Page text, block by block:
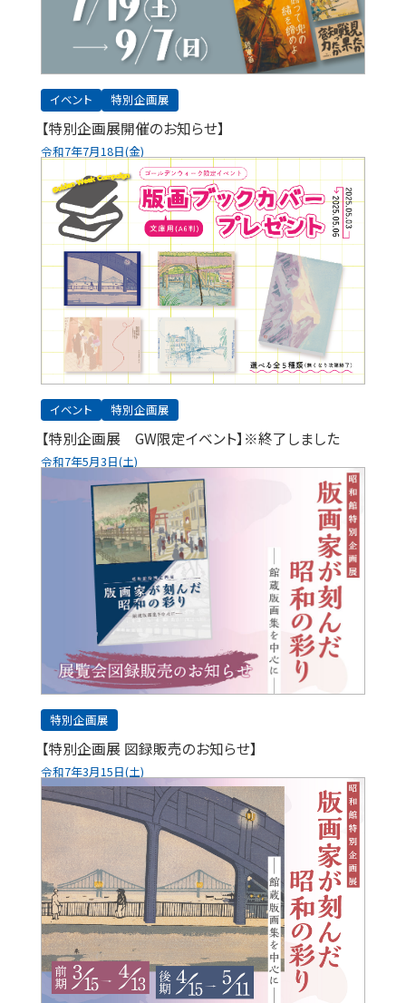
イベント 特別企画展
【特別企画展開催のお知らせ】
令和7年7月18日(金)
イベント 特別企画展
【特別企画展 GW限定イベント】※終了しました
令和7年5月3日(土)
特別企画展
【特別企画展 図録販売のお知らせ】
令和7年3月15日(土)